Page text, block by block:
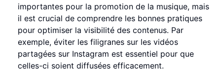
importantes pour la promotion de la musique, mais
il est crucial de comprendre les bonnes pratiques
pour optimiser la visibilité des contenus. Par
exemple, éviter les filigranes sur les vidéos
partagées sur Instagram est essentiel pour que
celles-ci soient diffusées efficacement.